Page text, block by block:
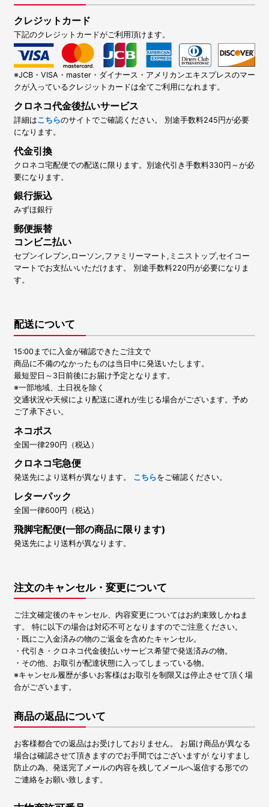
クレジットカード
下記のクレジットカードがご利用頂けます。
※JCB・VISA・master・ダイナース・アメリカンエキスプレスのマー
クが入っているクレジットカードは全てご利用になれます。
クロネコ代金後払いサービス
詳細はこちらのサイトでご確認ください。 別途手数料245円が必要
になります。
代金引換
クロネコ宅配便での配送に限ります。別途代引き手数料330円～が必
要になります。
銀行振込
みずほ銀行
郵便振替
コンビニ払い
セブンイレブン,ローソン,ファミリーマート,ミニストップ,セイコー
マートでお支払いいただけます。 別途手数料220円が必要になりま
す。
配送について
15:00までに入金が確認できたご注文で
商品に不備のなかったものは当日中に発送いたします。
最短翌日～3日前後にお届け予定となります。
※一部地域、土日祝を除く
交通状況や天候により配送に遅れが生じる場合がございます。予め
ご了承下さい。
ネコポス
全国一律290円（税込）
クロネコ宅急便
発送先により送料が異なります。 こちらをご確認ください。
レターパック
全国一律600円（税込）
飛脚宅配便(一部の商品に限ります)
発送先により送料が異なります。
注文のキャンセル・変更について
ご注文確定後のキャンセル、内容変更についてはお約束致しかねま
す。 特に以下の場合は対応不可となりますのでご注意ください。
・既にご入金済みの物のご返金を含めたキャンセル。
・代引き・クロネコ代金後払いサービス希望で発送済みの物。
・その他、お取引が配達状態に入ってしまっている物。
※キャンセル履歴が多いお客様はお取引を制限又は停止させて頂く場
合がございます。
商品の返品について
お客様都合での返品はお受けしておりません。 お届け商品が異なる
場合は確認させて頂きますのでお手間ではございますが なりすまし
防止の為、発送完了メールの内容を残してメールへ返信する形での
ご連絡をお願い致します。